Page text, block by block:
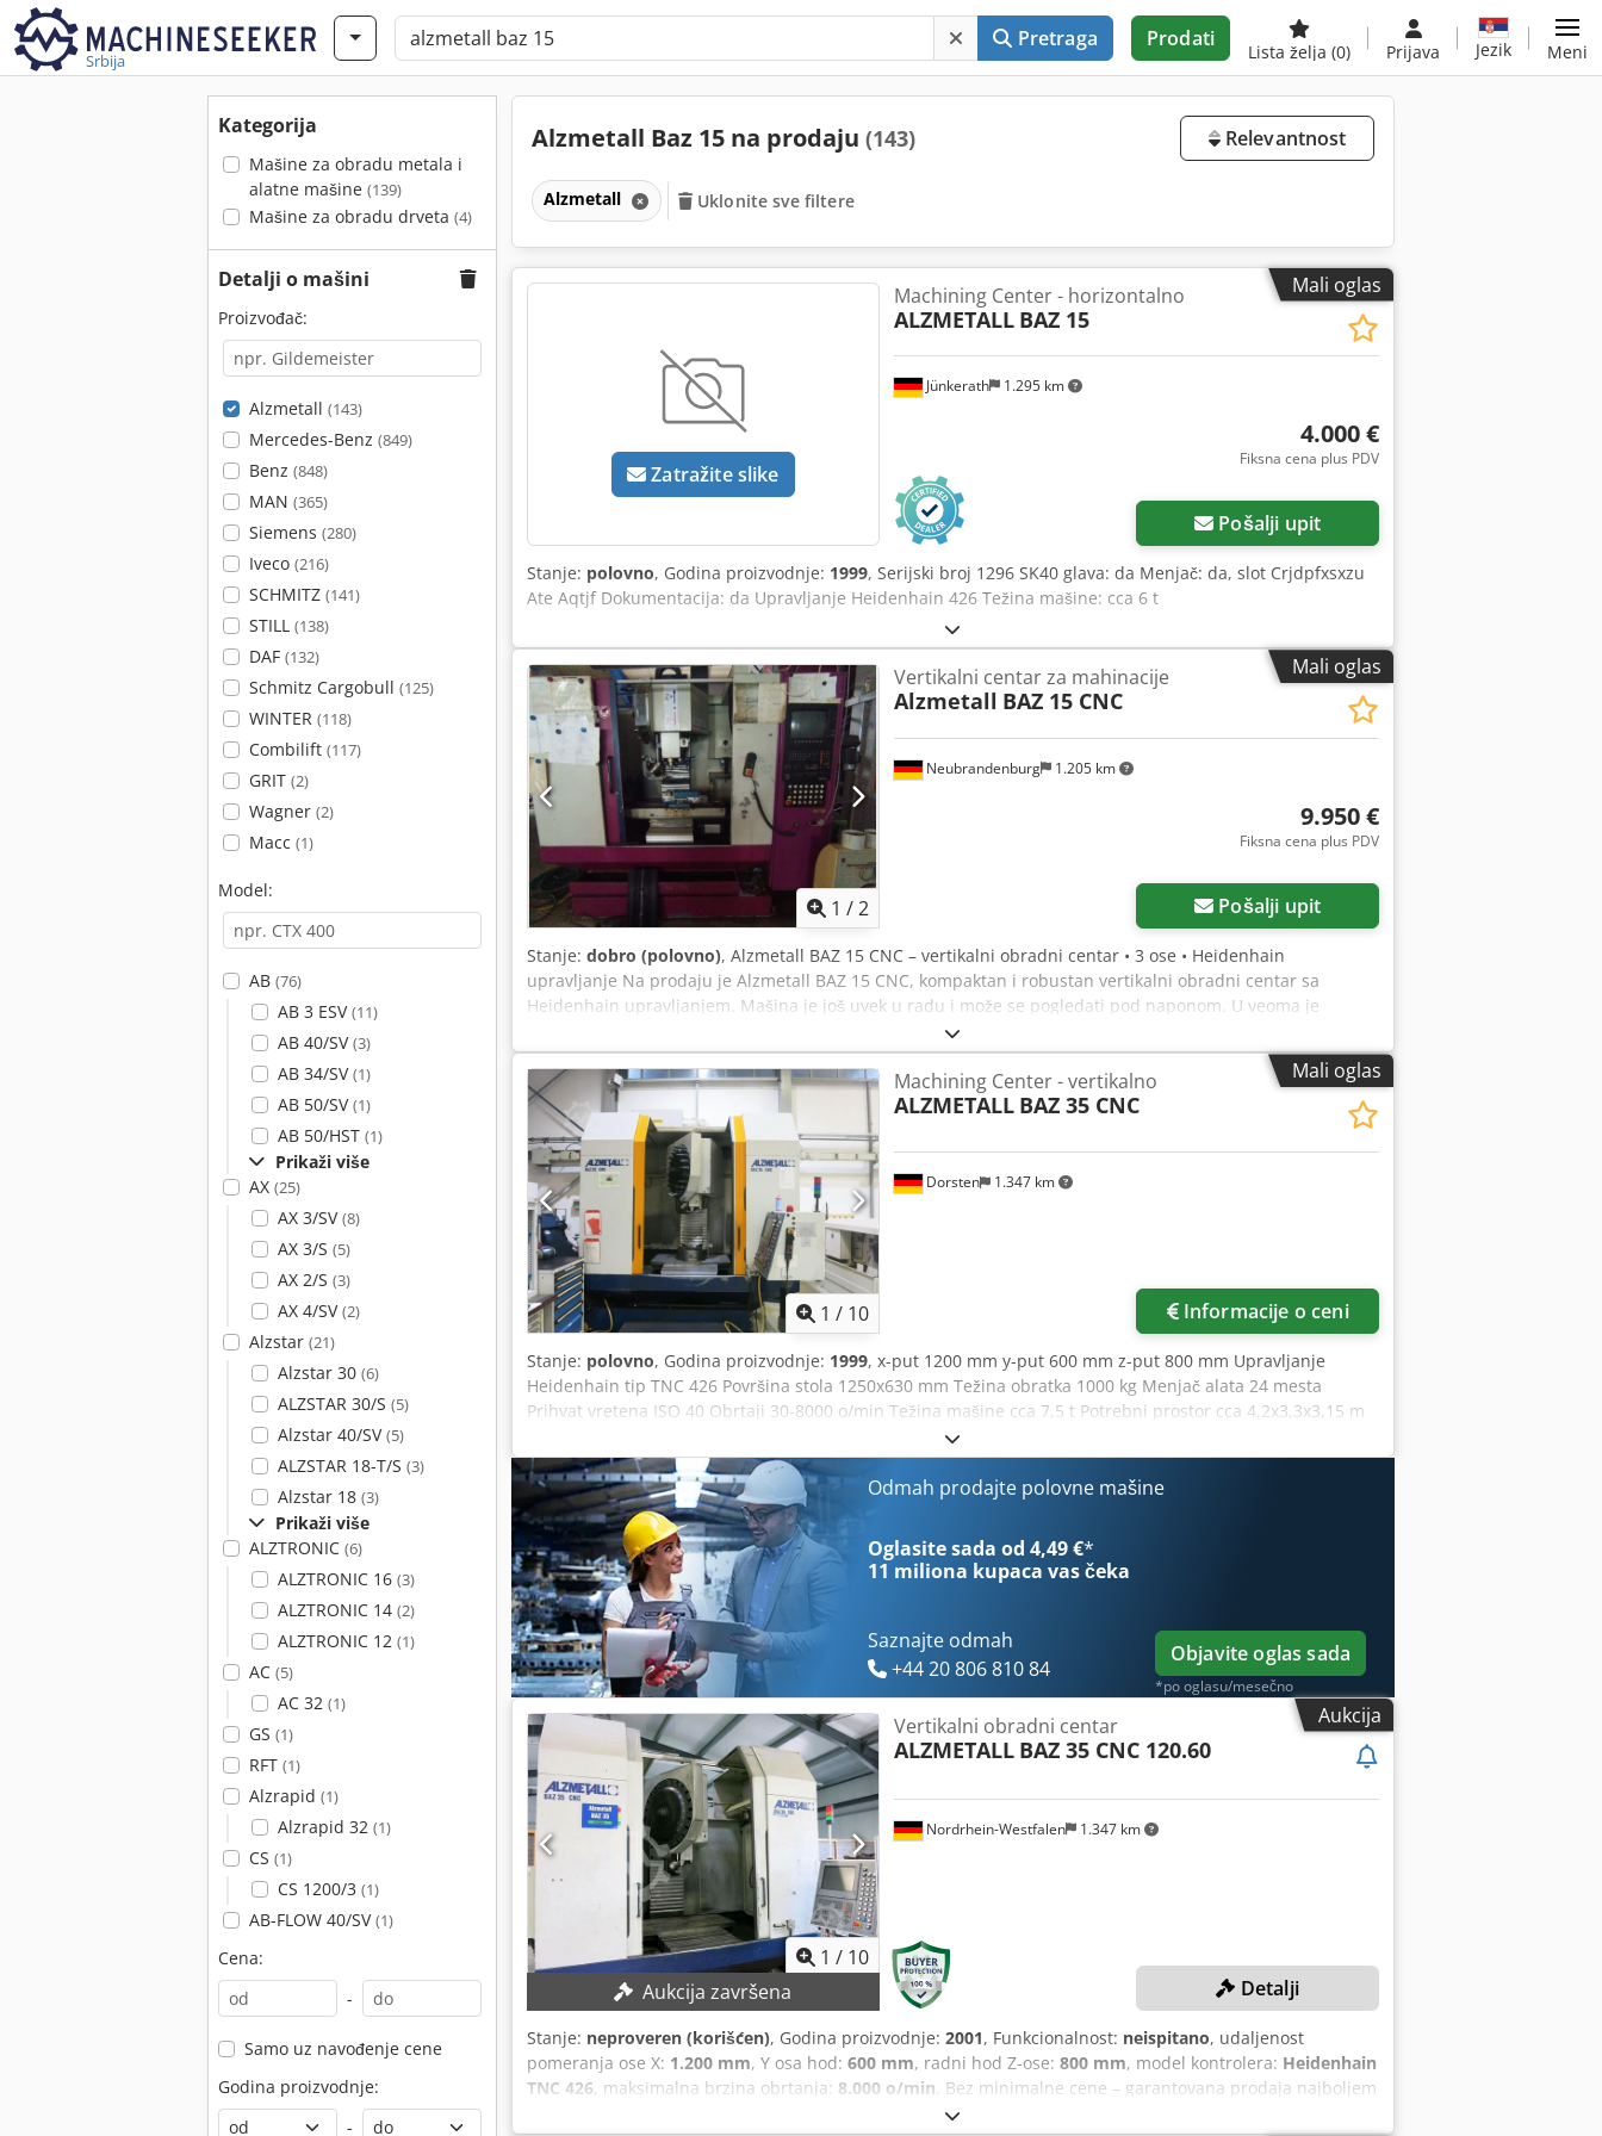
Srbija
Pretraga Prodati
Lista želja (0) Prijava Jezik Meni
Kategorija
Mašine za obradu metala i
alatne mašine (139)
Mašine za obradu drveta (4)
Detalji o mašini
Proizvođač:
Alzmetall (143)
Mercedes-Benz (849)
Benz (848)
MAN (365)
Siemens (280)
Iveco (216)
SCHMITZ (141)
STILL (138)
DAF (132)
Schmitz Cargobull (125)
WINTER (118)
Combilift (117)
GRIT (2)
Wagner (2)
Macc (1)
Model:
AB (76)
AB 3 ESV(11)
AB 40/SV(3)
AB 34/SV(1)
AB 50/SV(1)
AB 50/HST (1)
Prikaži više
AX (25)
AX 3/SV(8)
AX 3/S (5)
AX 2/S (3)
AX 4/SV(2)
Alzstar (21)
Alzstar 30 (6)
ALZSTAR 30/S (5)
Alzstar 40/SV(5)
ALZSTAR 18-T/S (3)
Alzstar 18 (3)
Prikaži više
ALZTRONIC (6)
ALZTRONIC 16 (3)
ALZTRONIC 14 (2)
ALZTRONIC 12 (1)
AC (5)
AC 32 (1)
GS (1)
RFT (1)
Alzrapid (1)
Alzrapid 32 (1)
CS (1)
CS 1200/3 (1)
AB-FLOW 40/SV(1)
Cena:
-
Samo uz navođenje cene
Godina proizvodnje:
-
Alzmetall Baz 15 na prodaju (143) Relevantnost
Alzmetall Uklonite sve filtere
Mali oglas
Zatražite slike
Jünkerath 1.295 km
Machining Center - horizontalno
ALZMETALL BAZ 15
4.000 €
Fiksna cena plus PDV
Pošalji upit
Stanje: polovno, Godina proizvodnje: 1999, Serijski broj 1296 SK40 glava: da Menjač: da, slot Crjdpfxsxzu
Ate Aqtjf Dokumentacija: da Upravljanje Heidenhain 426 Težina mašine: cca 6 t
Mali oglas
Zatražite više slika
1 /2
Neubrandenburg 1.205 km
Vertikalni centar za mahinacije
Alzmetall BAZ 15 CNC
9.950 €
Fiksna cena plus PDV
Pošalji upit
Stanje: dobro (polovno), Alzmetall BAZ 15 CNC – vertikalni obradni centar • 3 ose • Heidenhain
upravljanje Na prodaju je Alzmetall BAZ 15 CNC, kompaktan i robustan vertikalni obradni centar sa
Heidenhain upravljanjem. Mašina je još uvek u radu i može se pogledati pod naponom. U veoma je
očuvanom i tehnički ispravnom stanju. Tehničke karakteristike: Proizvođač: Alzmetall Model: BAZ 15 CNC
Primena: Glodanje Tip mašine: Vertikalni obradni centar Upravljanje: Heidenhain Težina: 3.200 kg
Nosivost stola: 500 kg Ose: 3 X-pomak: 600 mm Y-pomak: 400 mm Z-pomak: 600 mm Cjdpfoxxxu Uox Aqterf
Brzina vretena: 9.000 o/min Magacin alata: 24 mesta Za više informacija pišite ili pozovite.
Mali oglas
1 / 10
Dorsten 1.347 km
Machining Center - vertikalno
ALZMETALL BAZ 35 CNC
Informacije o ceni
Stanje: polovno, Godina proizvodnje: 1999, x-put 1200 mm y-put 600 mm z-put 800 mm Upravljanje
Heidenhain tip TNC 426 Površina stola 1250x630 mm Težina obratka 1000 kg Menjač alata 24 mesta
Prihvat vretena ISO 40 Obrtaji 30-8000 o/min Težina mašine cca 7,5 t Potrebni prostor cca 4,2x3,3x3,15 m
Tehnički podaci su preuzeti od proizvođača ili prethodnog vlasnika i nisu obavezujući za nas. Pridržavamo
pravo na prethodnu prodaju; primenjuju se isključivo naši uslovi poslovanja i prodaje. O nama više od 400
sopstvenih mašina na lageru preko 15.000 m² skladišnog prostora, kapacitet dizanja 70 t preko 10.000
artikala dodatne opreme za vašu radionicu Ako želite da prodate mašine, proizvodne linije ili svoju firmu,
kontaktirajte nas. Ostale ponude možete pronaći na našem sajtu. Razgledanje je moguće uz prethodnu
najavu. Codpfx Aqsyqu U Neterf Radujemo se vašoj poseti. Vaš Markus Hirsch tim
Odmah prodajte polovne mašine
Oglasite sada od 4,49 €*
11 miliona kupaca vas čeka
Saznajte odmah
+44 20 806 810 84
Objavite oglas sada
*po oglasu/mesečno
Aukcija
1 / 10
Aukcija završena
Nordrhein-Westfalen 1.347 km
Vertikalni obradni centar
ALZMETALL BAZ 35 CNC 120.60
Detalji
Stanje: neproveren (korišćen), Godina proizvodnje: 2001, Funkcionalnost: neispitano, udaljenost
pomeranja ose X: 1.200 mm, Y osa hod: 600 mm, radni hod Z-ose: 800 mm, model kontrolera: Heidenhain
TNC 426, maksimalna brzina obrtanja: 8.000 o/min, Bez minimalne cene – garantovana prodaja najboljem
ponuđaču! TEHNIČKI DETALJI Radni hod X-ose: 1.200 mm Radni hod Y-ose: 600 mm Radni hod Z-ose: 800